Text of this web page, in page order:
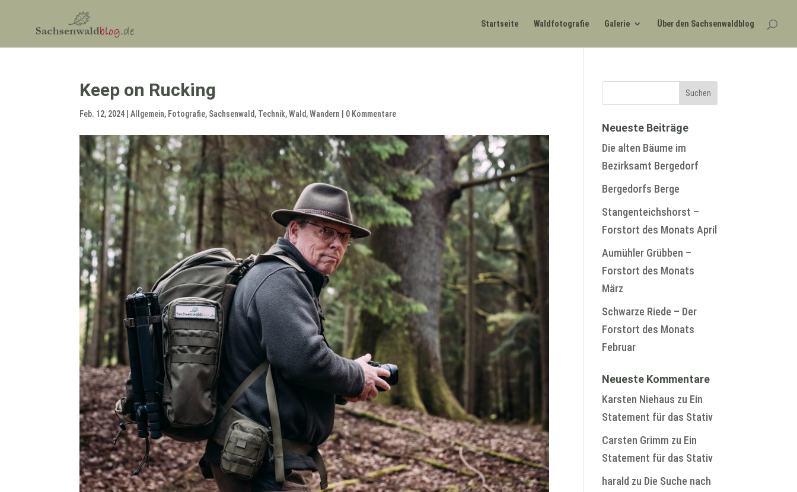
Startseite Waldfotografie Galerie Über den Sachsenwaldblog
Keep on Rucking
Feb. 12, 2024 |Allgemein, Fotografie, Sachsenwald, Technik,Wald,Wandern 0 Kommentare
Neueste Beiträge
Die alten Bäume im
Bezirksamt Bergedorf
Bergedorfs Berge
Stangenteichshorst –
Forstort des Monats April
Aumühler Grübben –
Forstort des Monats
März
Schwarze Riede – Der
Forstort des Monats
Februar
Neueste Kommentare
Karsten Niehaus zu Ein
Statement für das Stativ
Carsten Grimm zu Ein
Statement für das Stativ
harald zu Die Suche nach